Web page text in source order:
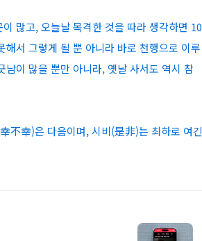
많고, 오늘날 목격한 것을 따라 생각하면 10
서 그렇게 될 뿐 아니라 바로 천행으로 이루
이 많을 뿐만 아니라, 옛날 사서도 역시 참
不幸)은 다음이며, 시비(是非)는 최하로 여긴